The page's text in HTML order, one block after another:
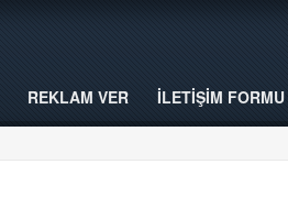
REKLAM VER İLETİŞİM FORMU